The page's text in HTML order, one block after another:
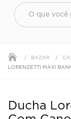
O que você
BAZAR
LORENZETTI MAXI
Ducha